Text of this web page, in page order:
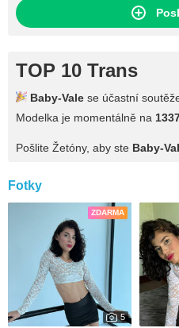
TOP 10 Trans
Baby-Vale se účastní
Modelka je momentálně na
Pošlite Žetóny, aby ste Baby-
Fotky
ZDARMA
5